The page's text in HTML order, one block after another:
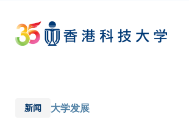
main
content
新闻 大学发展